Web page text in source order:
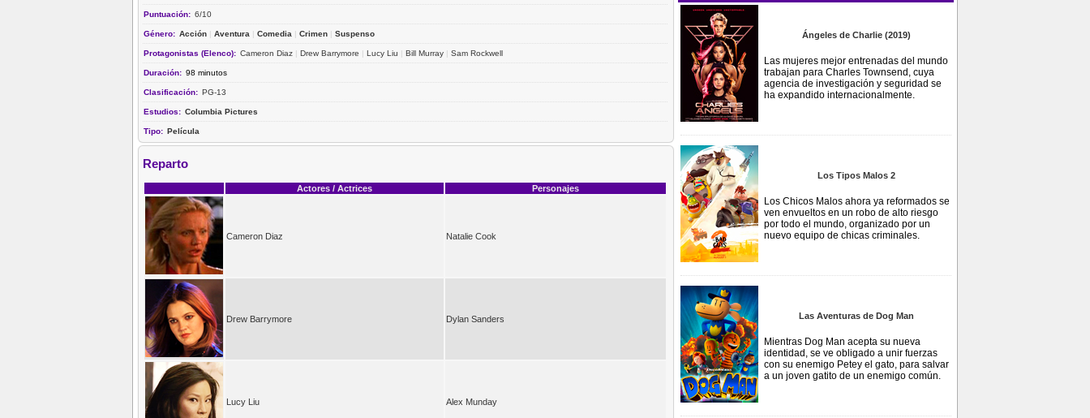
Puntuación: 6/10
Género: Acción | Aventura | Comedia | Crimen | Suspenso
Protagonistas (Elenco): Cameron Diaz | Drew Barrymore | Lucy Liu | Bill Murray | Sam Rockwell
Duración: 98 minutos
Clasificación: PG-13
Estudios: Columbia Pictures
Tipo: Película
Reparto
Actores / Actrices Personajes
Cameron Diaz Natalie Cook
Drew Barrymore Dylan Sanders
Lucy Liu Alex Munday
Ángeles de Charlie (2019)
Las mujeres mejor entrenadas del mundo
trabajan para Charles Townsend, cuya
agencia de investigación y seguridad se
ha expandido internacionalmente.
Los Tipos Malos 2
Los Chicos Malos ahora ya reformados se
ven envueltos en un robo de alto riesgo
por todo el mundo, organizado por un
nuevo equipo de chicas criminales.
Las Aventuras de Dog Man
Mientras Dog Man acepta su nueva
identidad, se ve obligado a unir fuerzas
con su enemigo Petey el gato, para salvar
a un joven gatito de un enemigo común.